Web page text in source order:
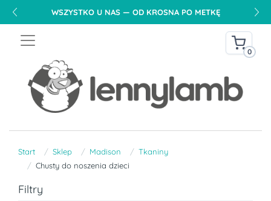
WSZYSTKO U NAS — OD KROSNA PO METKĘ
0
Start Sklep Madison
Tkaniny
Chusty do noszenia dzieci
Filtry